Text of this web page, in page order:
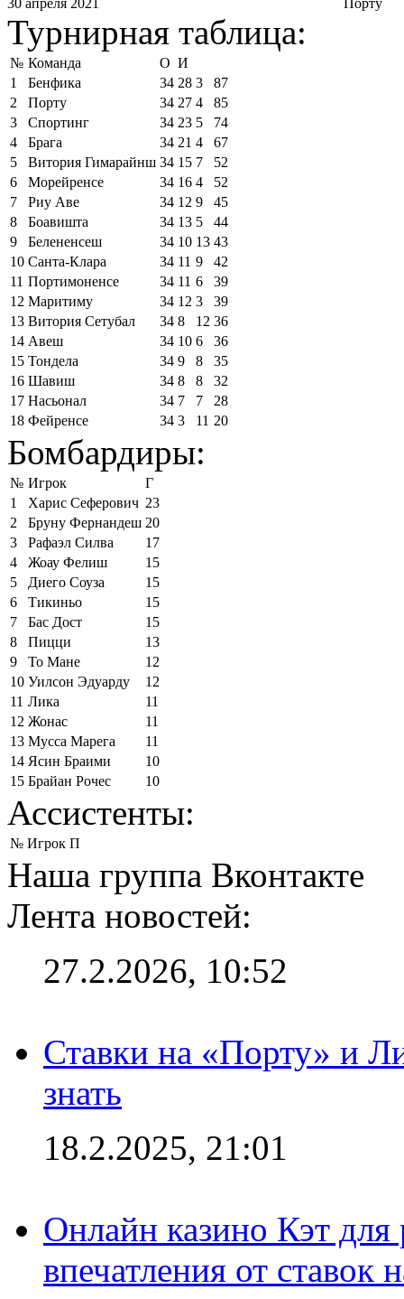
Турнирная таблица:
№ Команда О И
1
Бенфика 34 28 3
87
2
Порту 34 27 4
85
3
Спортинг 34 23 5
74
4
Брага 34 21 4
67
5
Витория Гимарайнш 34 15 7
52
6
Морейренсе 34 16 4
52
7
Риу Аве 34 12 9
45
8
Боавишта 34 13 5
44
9
Белененсеш 34 10 13 43
10 Санта-Клара 34 11 9
42
11 Портимоненсе 34 11 6
39
12 Маритиму 34 12 3
39
13 Витория Сетубал 34 8 12 36
14 Авеш 34 10 6
36
15 Тондела 34 9 8
35
16 Шавиш 34 8 8
32
17 Насьонал 34 7 7
28
18 Фейренсе 34 3 11 20
Бомбардиры:
№ Игрок
Г
1
Харис Сеферович 23
2
Бруну Фернандеш 20
3
Рафаэл Силва
17
4
Жоау Фелиш
15
5
Диего Соуза
15
6
Тикиньо
15
7
Бас Дост
15
8
Пицци
13
9
То Мане
12
10 Уилсон Эдуарду
12
11 Лика
11
12 Жонас
11
13 Мусса Марега
11
14 Ясин Браими
10
15 Брайан Рочес 10
Ассистенты:
№ Игрок П
Наша группа Вконтакте
Лента новостей:
27.2.2026, 10:52
Ставки на «Порту» и
знать
18.2.2025, 21:01
Онлайн казино Кэт для
впечатления от ставок